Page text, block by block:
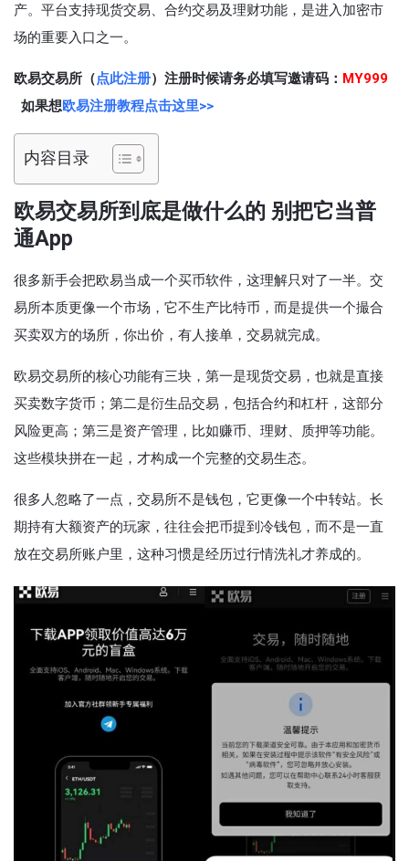
产。平台支持现货交易、合约交易及理财功能，是进入加密市
场的重要入口之一。
欧易交易所（点此注册）注册时候请务必填写邀请码： MY999
如果想欧易注册教程点击这里>>
内容目录
欧易交易所到底是做什么的 别把它当普
通App
很多新手会把欧易当成一个买币软件，这理解只对了一半。交
易所本质更像一个市场，它不生产比特币，而是提供一个撮合
买卖双方的场所，你出价，有人接单，交易就完成。
欧易交易所的核心功能有三块，第一是现货交易，也就是直接
买卖数字货币；第二是衍生品交易，包括合约和杠杆，这部分
风险更高；第三是资产管理，比如赚币、理财、质押等功能。
这些模块拼在一起，才构成一个完整的交易生态。
很多人忽略了一点，交易所不是钱包，它更像一个中转站。长
期持有大额资产的玩家，往往会把币提到冷钱包，而不是一直
放在交易所账户里，这种习惯是经历过行情洗礼才养成的。